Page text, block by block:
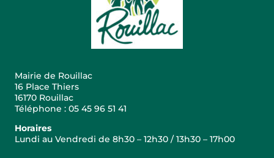
Mairie de Rouillac
16 Place Thiers
16170 Rouillac
Téléphone : 05 45 96 51 41
Horaires
Lundi au Vendredi de 8h30 – 12h30 / 13h30 – 17h00